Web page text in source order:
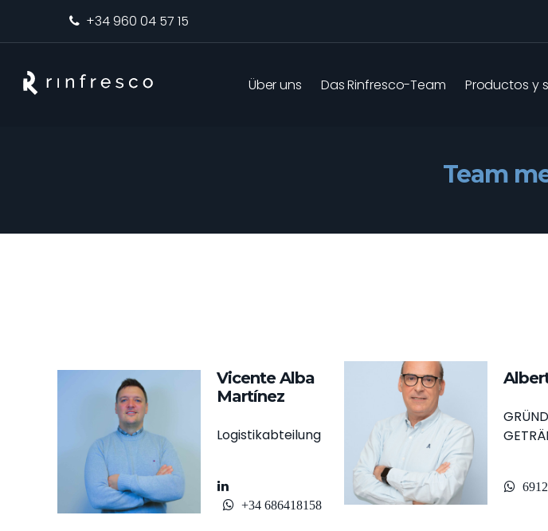
+34 960 04 57 15
Über uns Das Rinfresco-Team Productos y
Team
Vicente Alba
Martínez
Logistikabteilung
+34 686418158